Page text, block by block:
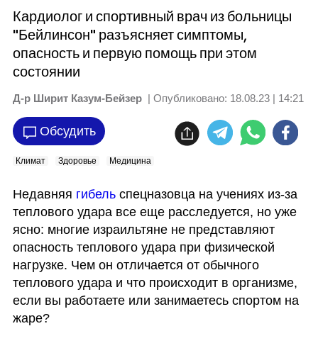
Кардиолог и спортивный врач из больницы
"Бейлинсон" разъясняет симптомы,
опасность и первую помощь при этом
состоянии
Д-р Ширит Казум-Бейзер | Опубликовано: 18.08.23 | 14:21
Обсудить
Климат Здоровье Медицина
Недавняя гибель спецназовца на учениях из-за
теплового удара все еще расследуется, но уже
ясно: многие израильтяне не представляют
опасность теплового удара при физической
нагрузке. Чем он отличается от обычного
теплового удара и что происходит в организме,
если вы работаете или занимаетесь спортом на
жаре?